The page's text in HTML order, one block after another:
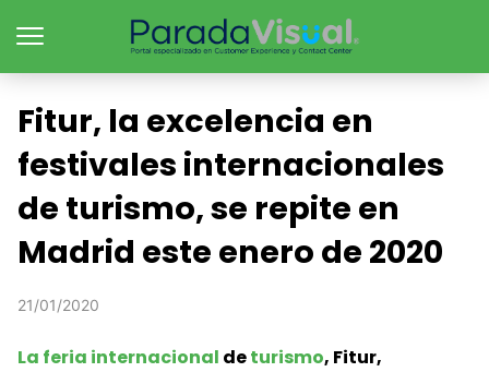
Fitur, la excelencia en
festivales internacionales
de turismo, se repite en
Madrid este enero de 2020
21/01/2020
La feria internacional deturismo, Fitur,